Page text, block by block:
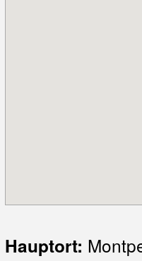
Hauptort: